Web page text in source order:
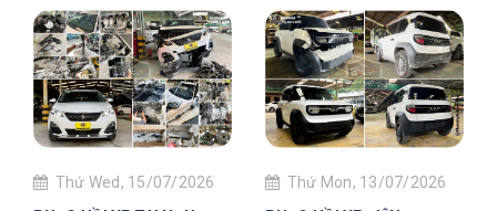
Thứ Wed, 15/07/2026
Thứ Mon, 13/07/2026